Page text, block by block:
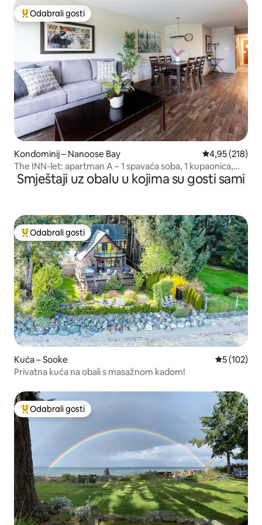
Među najviše rangiranima s oznakom „Odabrali gosti”
Odabrali gosti
Kondominij – Nanoose Bay Prosječna
4,95 (218)
The INN-let: apartman A – 1 spavaća soba, 1 kupaonica,
kuhinja
Smještaji uz obalu u kojima su gosti sami
Među najviše rangiranima s oznakom „Odabrali gosti”
Odabrali gosti
Kuća – Sooke Prosječna
5 (102)
Privatna kuća na obali s masažnom kadom!
Među najviše rangiranima s oznakom „Odabrali gosti”
Odabrali gosti